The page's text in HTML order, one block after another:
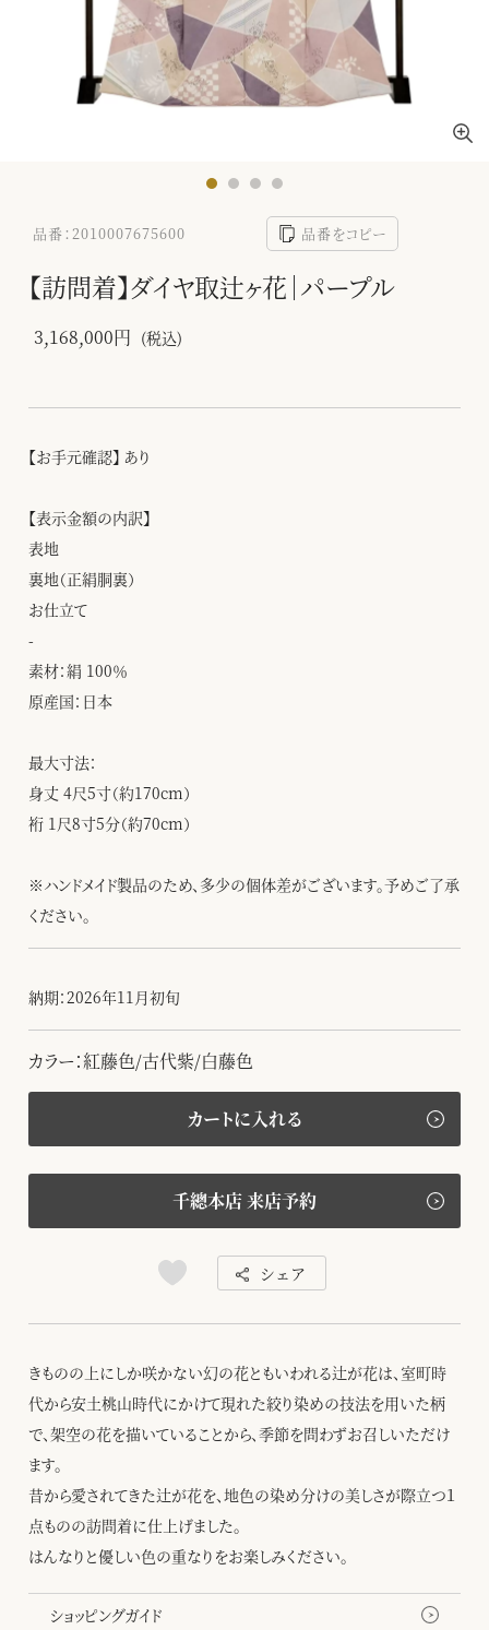
品番：2010007675600 品番をコピー
【訪問着】ダイヤ取辻ヶ花｜パープル
3,168,000円 (税込)
【お手元確認】 あり
【表示金額の内訳】
表地
裏地（正絹胴裏）
お仕立て
-
素材：絹 100％
原産国：日本
最大寸法：
身丈 4尺5寸（約170cm）
裄 1尺8寸5分（約70cm）
※ハンドメイド製品のため、多少の個体差がございます。予めご了承
ください。
納期：2026年11月初旬
カラー：紅藤色/古代紫/白藤色
カートに入れる
千總本店 来店予約
シェア
きものの上にしか咲かない幻の花ともいわれる辻が花は、室町時
代から安土桃山時代にかけて現れた絞り染めの技法を用いた柄
で、架空の花を描いていることから、季節を問わずお召しいただけ
ます。
昔から愛されてきた辻が花を、地色の染め分けの美しさが際立つ１
点ものの訪問着に仕上げました。
はんなりと優しい色の重なりをお楽しみください。
ショッピングガイド